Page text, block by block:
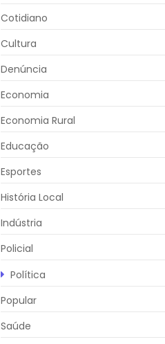
Cotidiano
Cultura
Denúncia
Economia
Economia Rural
Educação
Esportes
História Local
Indústria
Policial
Política
Popular
Saúde